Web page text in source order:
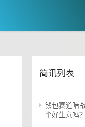
简讯列表
钱包赛道暗
个好生意吗？